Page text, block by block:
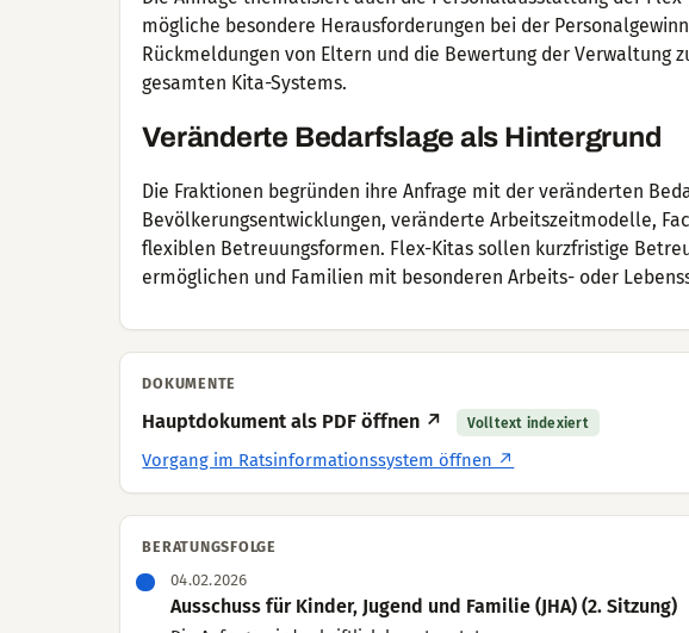
mögliche besondere Herausforderungen bei der
Rückmeldungen von Eltern und die Bewertung der Verwaltung
gesamten Kita-Systems.
Veränderte Bedarfslage als Hintergrund
Die Fraktionen begründen ihre Anfrage mit der veränderten
Bevölkerungsentwicklungen, veränderte Arbeitszeitmodelle,
flexiblen Betreuungsformen. Flex-Kitas sollen kurzfristige
ermöglichen und Familien mit besonderen Arbeits- oder
DOKUMENTE
Hauptdokument als PDF öffnen ↗ Volltext indexiert
Vorgang im Ratsinformationssystem öffnen ↗
BERATUNGSFOLGE
04.02.2026
Ausschuss für Kinder, Jugend und Familie (JHA) (2. Sitzung)